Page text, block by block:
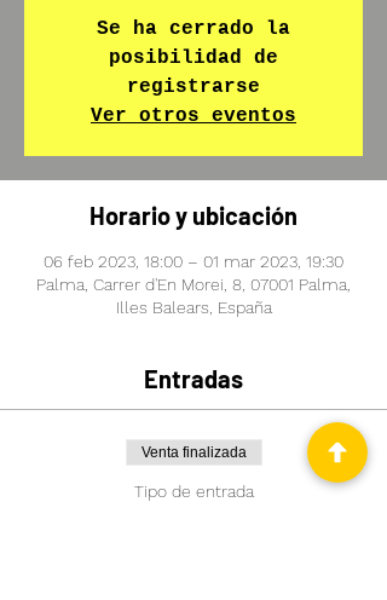
Se ha cerrado la
posibilidad de
registrarse
Ver otros eventos
Horario y ubicación
06 feb 2023, 18:00 – 01 mar 2023, 19:30
Palma, Carrer d'En Morei, 8, 07001 Palma,
Illes Balears, España
Entradas
Venta finalizada
Tipo de entrada